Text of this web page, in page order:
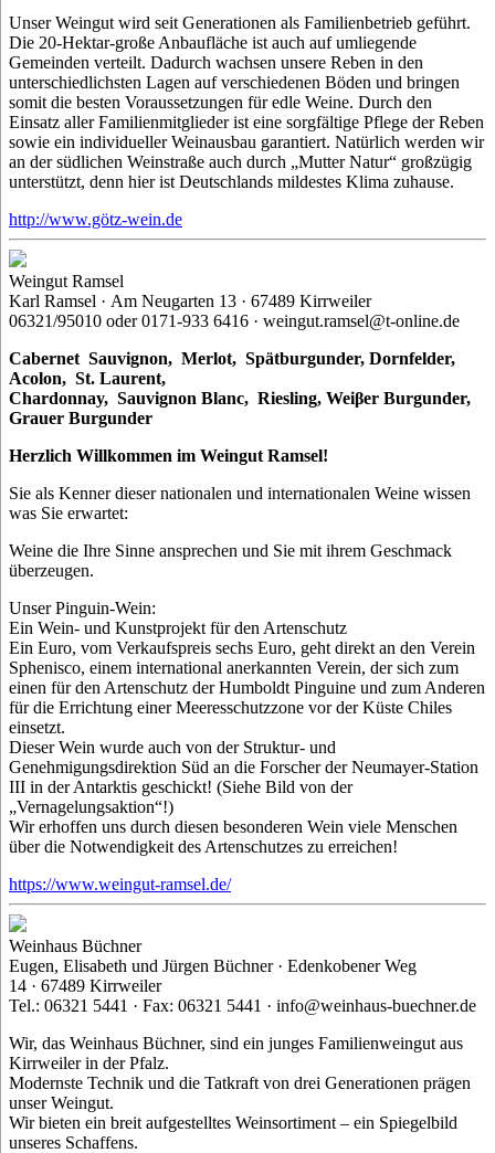
Unser Weingut wird seit Generationen als Familienbetrieb geführt.
Die 20-Hektar-große Anbaufläche ist auch auf umliegende
Gemeinden verteilt. Dadurch wachsen unsere Reben in den
unterschiedlichsten Lagen auf verschiedenen Böden und bringen
somit die besten Voraussetzungen für edle Weine. Durch den
Einsatz aller Familienmitglieder ist eine sorgfältige Pflege der Reben
sowie ein individueller Weinausbau garantiert. Natürlich werden wir
an der südlichen Weinstraße auch durch „Mutter Natur“ großzügig
unterstützt, denn hier ist Deutschlands mildestes Klima zuhause.
http://www.götz-wein.de
Weingut Ramsel
Karl Ramsel · Am Neugarten 13 · 67489 Kirrweiler
06321/95010 oder 0171-933 6416 · weingut.ramsel@t-online.de
Cabernet Sauvignon, Merlot, Spätburgunder, Dornfelder,
Acolon, St. Laurent,
Chardonnay, Sauvignon Blanc, Riesling, Weiβer Burgunder,
Grauer Burgunder
Herzlich Willkommen im Weingut Ramsel!
Sie als Kenner dieser nationalen und internationalen Weine wissen
was Sie erwartet:
Weine die Ihre Sinne ansprechen und Sie mit ihrem Geschmack
überzeugen.
Unser Pinguin-Wein:
Ein Wein- und Kunstprojekt für den Artenschutz
Ein Euro, vom Verkaufspreis sechs Euro, geht direkt an den Verein
Sphenisco, einem international anerkannten Verein, der sich zum
einen für den Artenschutz der Humboldt Pinguine und zum Anderen
für die Errichtung einer Meeresschutzzone vor der Küste Chiles
einsetzt.
Dieser Wein wurde auch von der Struktur- und
Genehmigungsdirektion Süd an die Forscher der Neumayer-Station
III in der Antarktis geschickt! (Siehe Bild von der
„Vernagelungsaktion“!)
Wir erhoffen uns durch diesen besonderen Wein viele Menschen
über die Notwendigkeit des Artenschutzes zu erreichen!
https://www.weingut-ramsel.de/
Weinhaus Büchner
Eugen, Elisabeth und Jürgen Büchner · Edenkobener Weg
14 · 67489 Kirrweiler
Tel.: 06321 5441 · Fax: 06321 5441 · info@weinhaus-buechner.de
Wir, das Weinhaus Büchner, sind ein junges Familienweingut aus
Kirrweiler in der Pfalz.
Modernste Technik und die Tatkraft von drei Generationen prägen
unser Weingut.
Wir bieten ein breit aufgestelltes Weinsortiment – ein Spiegelbild
unseres Schaffens.